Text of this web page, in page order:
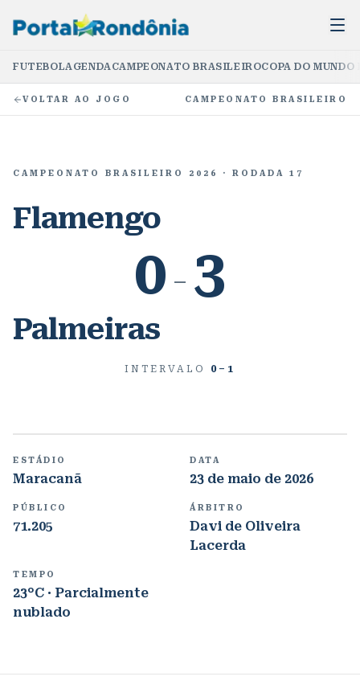
FUTEBOLAGENDACAMPEONATO BRASILEIROCOPA DO
VOLTAR AO JOGO CAMPEONATO BRASILEIRO
CAMPEONATO BRASILEIRO 2026 · RODADA 17
Flamengo
0 – 3
Palmeiras
INTERVALO 0 – 1
ESTÁDIO
Maracanã
DATA
23 de maio de 2026
PÚBLICO
71.205
ÁRBITRO
Davi de Oliveira
Lacerda
TEMPO
23°C · Parcialmente
nublado